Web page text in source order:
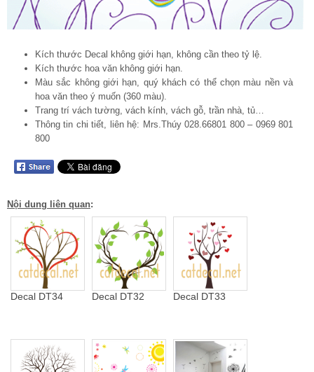
Kích thước Decal không giới hạn, không cần theo tỷ lệ.
Kích thước hoa văn không giới hạn.
Màu sắc không giới hạn, quý khách có thể chọn màu nền và
hoa văn theo ý muốn (360 màu).
Trang trí vách tường, vách kính, vách gỗ, trần nhà, tủ…
Thông tin chi tiết, liên hệ: Mrs.Thúy 028.66801 800 – 0969 801
800
Nội dung liên quan:
Decal DT34 Decal DT32 Decal DT33